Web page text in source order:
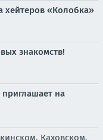
хейтеров «Колобка»
знакомств!
на